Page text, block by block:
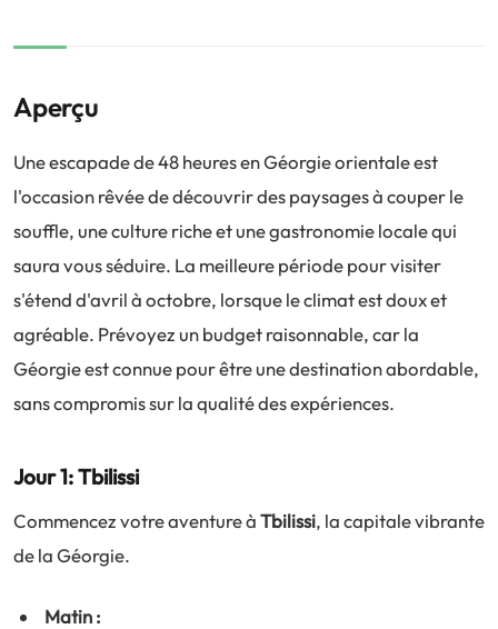
Aperçu
Une escapade de 48 heures en Géorgie orientale est
l'occasion rêvée de découvrir des paysages à couper le
souffle, une culture riche et une gastronomie locale qui
saura vous séduire. La meilleure période pour visiter
s'étend d'avril à octobre, lorsque le climat est doux et
agréable. Prévoyez un budget raisonnable, car la
Géorgie est connue pour être une destination abordable,
sans compromis sur la qualité des expériences.
Jour 1: Tbilissi
Commencez votre aventure àTbilissi, la capitale vibrante
de la Géorgie.
Matin :